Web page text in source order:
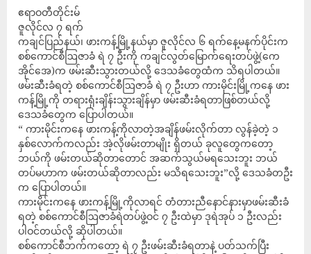
ဧရာဝတီတိုင်းမ်
ဇူလိုင်လ ၇ ရက်
ကချင်ပြည်နယ်၊ ဖားကန့်မြို့နယ်မှာ ဇူလိုင်လ ၆ ရက်နေ့မနက်ပိုင်းက
စစ်ကောင်စီဩဇာခံ ရဲ ၇ ဦးကို ကချင်လွတ်မြောက်ရေးတပ်ဖွဲ့(ကေ
အိုင်အေ)က ဖမ်းဆီးသွားတယ်လို့ ဒေသခံတွေထံက သိရပါတယ်။
ဖမ်းဆီးခံရတဲ့ စစ်ကောင်စီဩဇာခံ ရဲ ၇ ဦးဟာ ကားမိုင်းမြို့ကနေ ဖား
ကန့်မြို့ကို တရားရုံးချိန်းသွားချိန်မှာ ဖမ်းဆီးခံရတာဖြစ်တယ်လို့
ဒေသခံတွေက ပြောပါတယ်။
“ ကားမိုင်းကနေ ဖားကန့်ကိုလာတဲ့အချိန်ဖမ်းလိုက်တာ လွန်ခဲ့တဲ့ ၁
နှစ်လောက်ကလည်း အဲ့လိုဖမ်းတာမျိုး ရှိတယ် ခုလူတွေကတော့
ဘယ်ကို ဖမ်းတယ်ဆိုတာတောင် အဆက်သွယ်မရသေးဘူး ဘယ်
တပ်မဟာက ဖမ်းတယ်ဆိုတာလည်း မသိရသေးဘူး”လို့ ဒေသခံတဦး
က ပြောပါတယ်။
ကားမိုင်းကနေ ဖားကန့်မြို့ကိုလာရင် တံတားညီနောင်နားမှာဖမ်းဆီးခံ
ရတဲ့ စစ်ကောင်စီဩဇာခံရဲတပ်ဖွဲ့ဝင် ၇ ဦးထဲမှာ ဒုရဲအုပ် ၁ ဦးလည်း
ပါဝင်တယ်လို့ ဆိုပါတယ်။
စစ်ကောင်စီဘက်ကတော့ ရဲ ၇ ဦးဖမ်းဆီးခံရတာနဲ့ ပတ်သက်ပြီး